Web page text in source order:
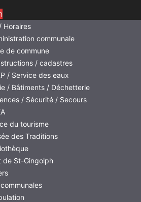
Horaires
communale
de commune
/ cadastres
/ Service des eaux
/ Bâtiments / Déchetterie
/ Sécurité / Secours
du tourisme
des Traditions
de St-Gingolph